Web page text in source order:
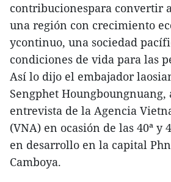
contribucionespara convertir
una región con crecimiento
ycontinuo, una sociedad
condiciones de vida para las
Así lo dijo el embajador
Sengphet
entrevista de la Agencia
(VNA) en ocasión de las 40ª y
en desarrollo en la capital
Camboya.